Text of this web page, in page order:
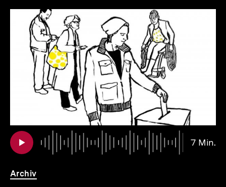
Inhaltskarousell
weitere
Inhalte
Inhaltskarussell
überspringen
7 Min.
Archiv